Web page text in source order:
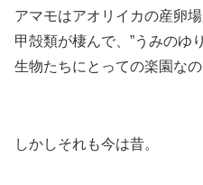
アマモはアオリイカの産卵
甲殻類が棲んで、”うみのゆ
生物たちにとっての楽園なの
しかしそれも今は昔。